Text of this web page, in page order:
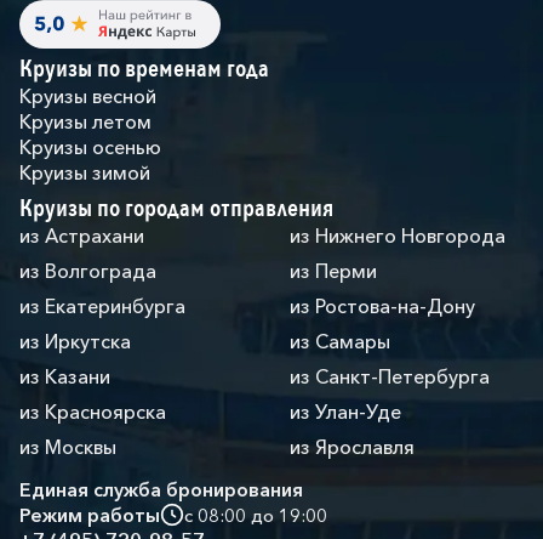
Круизы по временам года
Круизы весной
Круизы летом
Круизы осенью
Круизы зимой
Круизы по городам отправления
из Астрахани
из Волгограда
из Екатеринбурга
из Иркутска
из Казани
из Красноярска
из Москвы
из Нижнего Новгорода
из Перми
из Ростова-на-Дону
из Самары
из Санкт-Петербурга
из Улан-Уде
из Ярославля
Единая служба бронирования
Режим работы
с 08:00 до 19:00